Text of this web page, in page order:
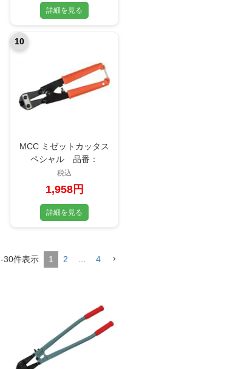
詳細を見る
10
MCC ミゼットカッタス
ペシャル 品番：
MCS0020
税込
1,958円
詳細を見る
-30件表示 1 2 4